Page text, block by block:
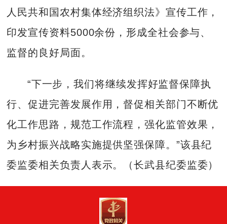
人民共和国农村集体经济组织法》宣传工作，
印发宣传资料5000余份，形成全社会参与、
监督的良好局面。
“下一步，我们将继续发挥好监督保障执
行、促进完善发展作用，督促相关部门不断优
化工作思路，规范工作流程，强化监管效果，
为乡村振兴战略实施提供坚强保障。”该县纪
委监委相关负责人表示。（长武县纪委监委）